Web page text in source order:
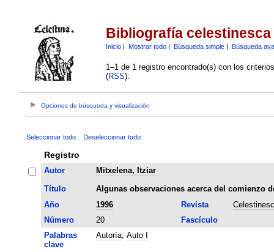
Bibliografía celestinesca
Inicio| Mostrar todo| Búsqueda simple| Búsqueda
1–1 de 1 registro encontrado(s) con los
(RSS):
Opciones de búsqueda y visualización
Seleccionar todo Deseleccionar todo
Registro
Autor
Mitxelena, Itziar
Título
Algunas observaciones acerca del comienzo
Año
1996 Revista
Número
20
Fascículo
Palabras
clave
Autoría; Auto I